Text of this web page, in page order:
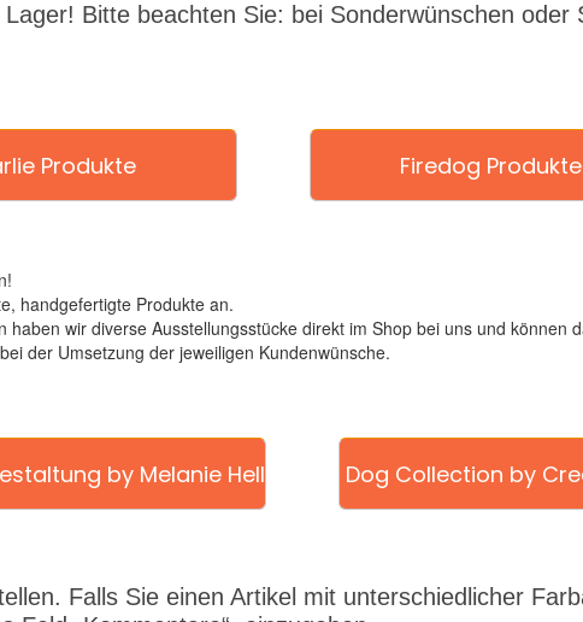
Bitte beachten Sie: bei Sonderwünschen oder
Produkte Firedog Produkte
handgefertigte Produkte an.
wir diverse Ausstellungsstücke direkt im Shop bei uns und können
der Umsetzung der jeweiligen Kundenwünsche.
by Melanie Hell Dog Collection by
Falls Sie einen Artikel mit unterschiedlicher